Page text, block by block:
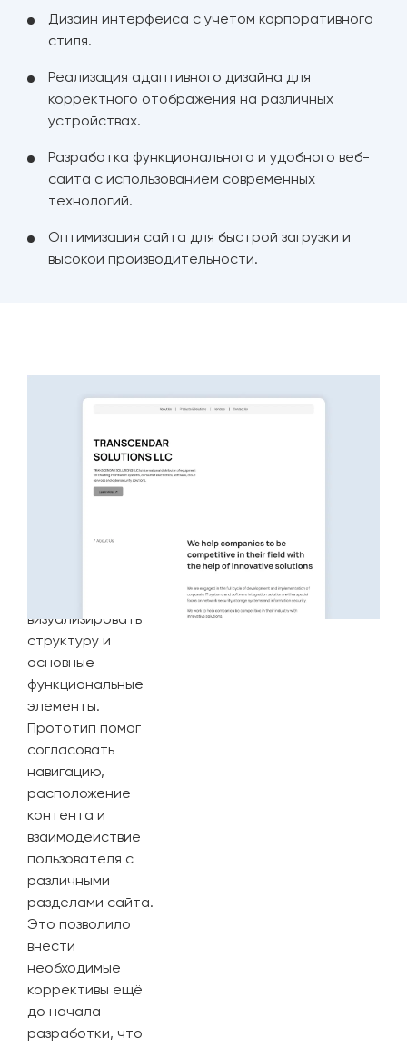
Дизайн интерфейса с учётом корпоративного
стиля.
Реализация адаптивного дизайна для
корректного отображения на различных
устройствах.
Разработка функционального и удобного веб-
сайта с использованием современных
технологий.
Оптимизация сайта для быстрой загрузки и
высокой производительности.
Прототип
визуализировать
структуру и
основные
функциональные
элементы.
Прототип помог
согласовать
навигацию,
расположение
контента и
взаимодействие
пользователя с
различными
разделами сайта.
Это позволило
внести
необходимые
коррективы ещё
до начала
разработки, что